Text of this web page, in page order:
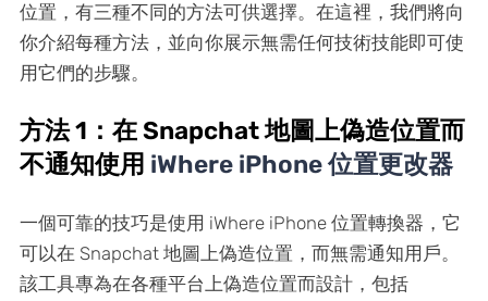
位置，有三種不同的方法可供選擇。在這裡，我們將向
你介紹每種方法，並向你展示無需任何技術技能即可使
用它們的步驟。
方法 1：在 Snapchat 地圖上偽造位置而
不通知使用 iWhere iPhone 位置更改器
一個可靠的技巧是使用 iWhere iPhone 位置轉換器，它
可以在 Snapchat 地圖上偽造位置，而無需通知用戶。
該工具專為在各種平台上偽造位置而設計，包括